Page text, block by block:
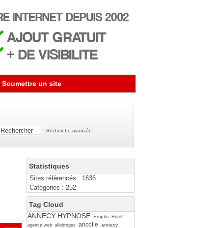
Soumettre un site
Recherche avancée
Statistiques
Sites référencés : 1636
Catégories : 252
Tag Cloud
ANNECY HYPNOSE Emploi
Hotel
agence web allobroges ancolie annecy